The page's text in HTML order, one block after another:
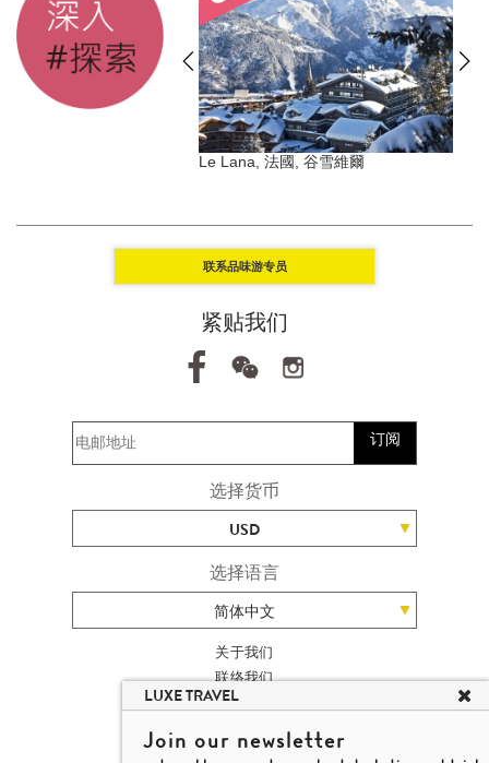
Le Lana, 法國, 谷雪維爾
联系品味游专员
紧贴我们
订阅
选择货币
USD
选择语言
简体中文
关于我们
联络我们
加入我们
高端旅游网站地图
杨廸深品味游
LUXE TRAVEL
Join our newsletter